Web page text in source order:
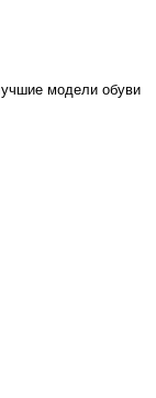
модели обуви